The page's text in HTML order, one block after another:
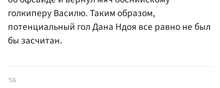
голкиперу Василю. Таким образом,
потенциальный гол Дана Ндоя все равно не был
бы засчитан.
'56